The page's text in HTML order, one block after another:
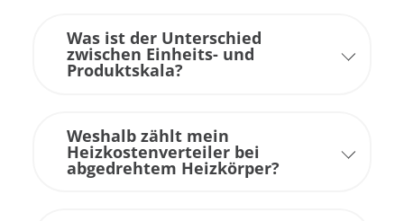
Was ist der Unterschied
zwischen Einheits- und
Produktskala?
Weshalb zählt mein
Heizkostenverteiler bei
abgedrehtem Heizkörper?